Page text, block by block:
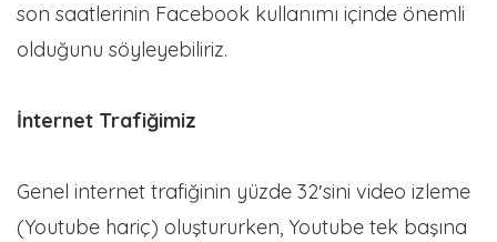
son saatlerinin Facebook kullanımı içinde önemli
olduğunu söyleyebiliriz.
İnternet Trafiğimiz
Genel internet trafiğinin yüzde 32′sini video izleme
(Youtube hariç) oluştururken, Youtube tek başına